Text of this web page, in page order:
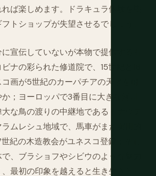
ば楽しめます。ドラキュラ体験を期
トショップが失望させるでしょう。
宣伝していないが本物で提供するも
ナの彩られた修道院で、15世紀と16
画が5世紀のカーパチアの天候を耐
；ヨーロッパで3番目に大きな河川
な鳥の渡りの中継地であるドナウデ
ムレシュ地域で、馬車がまだ実用的
紀の木造教会がユネスコ登録；そし
、ブラショフやシビウのような魅力
最初の印象を越えると生き生きとし